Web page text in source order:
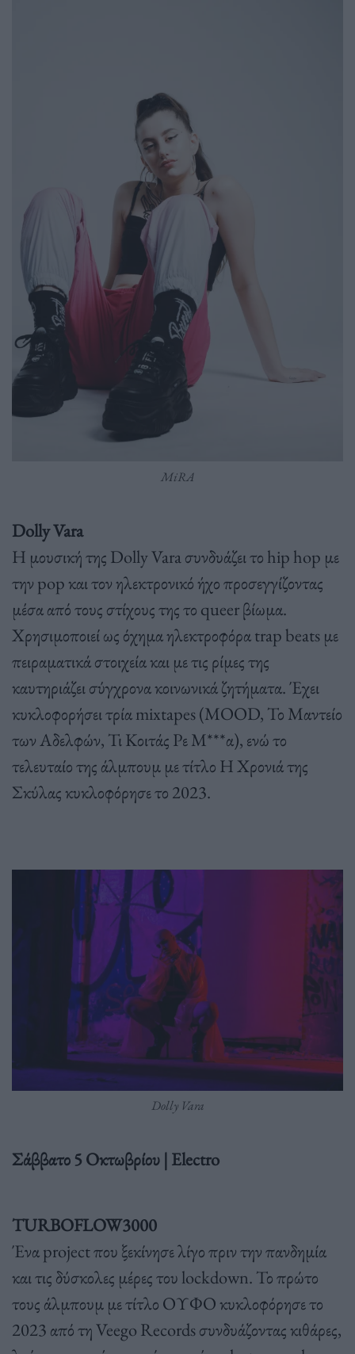
MiRA
Dolly Vara
Η μουσική της Dolly Vara συνδυάζει το hip hop με
την pop και τον ηλεκτρονικό ήχο προσεγγίζοντας
μέσα από τους στίχους της το queer βίωμα.
Χρησιμοποιεί ως όχημα ηλεκτροφόρα trap beats με
πειραματικά στοιχεία και με τις ρίμες της
καυτηριάζει σύγχρονα κοινωνικά ζητήματα. Έχει
κυκλοφορήσει τρία mixtapes (MOOD, Το Μαντείο
των Αδελφών, Τι Κοιτάς Ρε Μ***α), ενώ το
τελευταίο της άλμπουμ με τίτλο Η Χρονιά της
Σκύλας κυκλοφόρησε το 2023.
Dolly Vara
Σάββατο 5 Οκτωβρίου | Electro
TURBOFLOW3000
Ένα project που ξεκίνησε λίγο πριν την πανδημία
και τις δύσκολες μέρες του lockdown. Το πρώτο
τους άλμπουμ με τίτλο ΟΥΦΟ κυκλοφόρησε το
2023 από τη Veego Records συνδυάζοντας κιθάρες,